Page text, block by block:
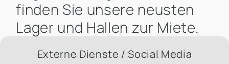
finden Sie unsere neusten
Lager und Hallen zur Miete.
Externe Dienste / Social Media